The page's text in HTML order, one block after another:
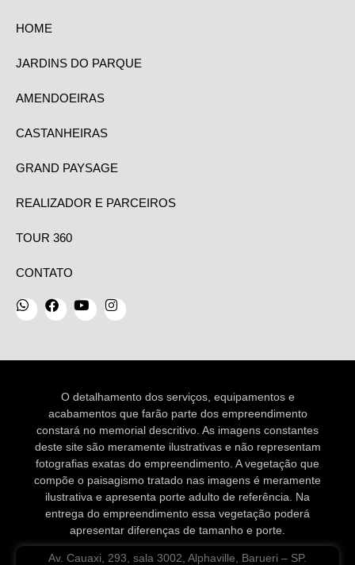
HOME
JARDINS DO PARQUE
AMENDOEIRAS
CASTANHEIRAS
GRAND PAYSAGE
REALIZADOR E PARCEIROS
TOUR 360
CONTATO
O detalhamento dos serviços, equipamentos e
acabamentos que farão parte dos empreendimento
constará no memorial descritivo. As imagens constantes
deste site são meramente ilustrativas e não representam
fotografias exatas do empreendimento. A vegetação que
compõe o paisagismo tratado nas imagens é meramente
ilustrativa e apresenta porte adulto de referência. Na
entrega do empreendimento essa vegetação poderá
apresentar diferenças de tamanho e porte.
Av. Cauaxi, 293, sala 3002, Alphaville, Barueri – SP.